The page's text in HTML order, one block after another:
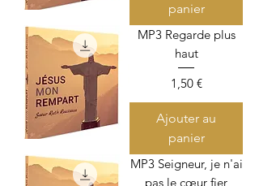
panier
MP3 Regarde plus
haut
Prix
1,50 €
Ajouter au
panier
MP3 Seigneur, je n'ai
pas le cœur fier